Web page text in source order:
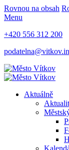
Rovnou na obsah
Menu
+420 556 312 200
Aktuálně